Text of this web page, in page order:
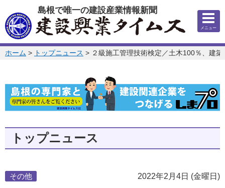
このページの本文へ
島根で唯一の建設産業情報新聞
メニュー
このページの位置:
ホーム > トップニュース > ２級施工管理技術検定／土木100％、建
トップニュース
2022年2月4日 (金曜日)
その他